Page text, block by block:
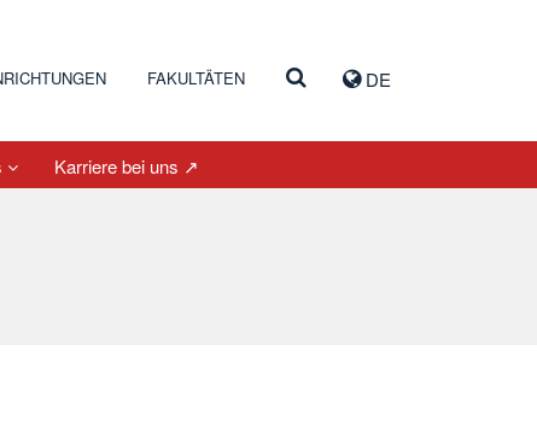
DE
FAKULTÄTEN
Karriere bei uns ↗